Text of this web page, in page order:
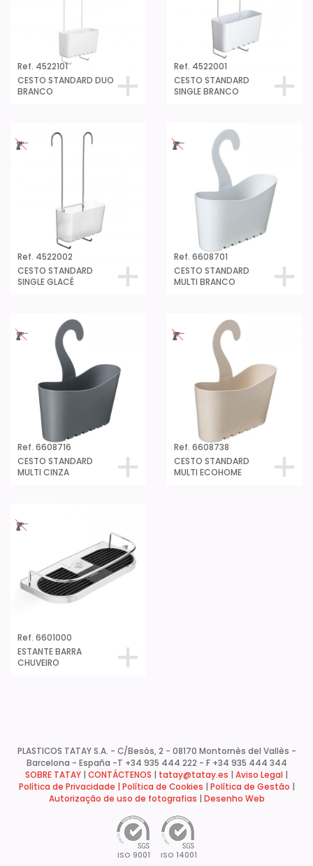
Ref. 4522101
CESTO STANDARD DUO
BRANCO
Ref. 4522001
CESTO STANDARD
SINGLE BRANCO
Ref. 4522002
CESTO STANDARD
SINGLE GLACÉ
Ref. 6608701
CESTO STANDARD
MULTI BRANCO
Ref. 6608716
CESTO STANDARD
MULTI CINZA
Ref. 6608738
CESTO STANDARD
MULTI ECOHOME
Ref. 6601000
ESTANTE BARRA
CHUVEIRO
PLASTICOS TATAY S.A. - C/Besòs, 2 - 08170 Montornès del Vallès -
Barcelona - España -T +34 935 444 222 - F +34 935 444 344
SOBRE TATAY
CONTÁCTENOS tatay@tatay.es Aviso Legal
Política de Privacidade | Política de Cookies Política de Gestão
Autorização de uso de fotografias
Desenho Web
ISO 9001 ISO 14001